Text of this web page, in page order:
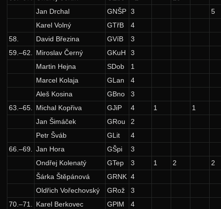
Jan Drchal
GNŠP 3
5
Karel Volný
GTřB
4
58.
David Březina GVíB
3
59.–62. Miroslav Černý GKuH
3
Martin Hejna
SDob
1
Marcel Kolaja
GLan
4
Aleš Kosina
GBno
3
63.–65. Michal Kopřiva GJiP 4 1
1
Jan Šimáček
GRou
2
Petr Šváb
GLit
4
66.–69. Jan Hora GŠpi
3
Ondřej Kolenatý
GTep 3 1 2
2
Šárka Štěpánová
GRNK 4
Oldřich Vořechovský
GRož
3
70.–71. Karel Berkovec GPlM
4
7. ročník: 94/95
6. ročník: 93/94
5. ročník: 92/93
4. ročník: 91/92
3. ročník: 90/91
2. ročník: 89/90
1. ročník: 88/89
0. ročník: 87/88
Síň slávy